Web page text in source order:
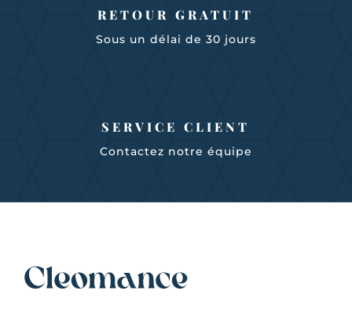
RETOUR GRATUIT
Sous un délai de 30 jours
SERVICE CLIENT
Contactez notre équipe